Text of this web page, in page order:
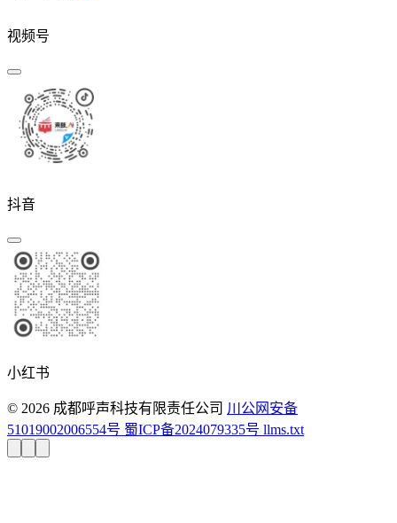
视频号
抖音
小红书
© 2026 成都呼声科技有限责任公司 川公网安备
51019002006554号 蜀ICP备2024079335号 llms.txt